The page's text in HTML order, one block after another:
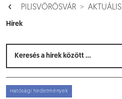
PILISVÖRÖSVÁR AKTUÁLIS
Hírek
Hatósági hirdetmények